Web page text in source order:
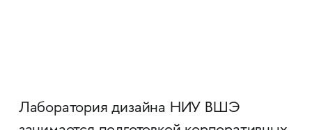
Лаборатория дизайна НИУ ВШЭ